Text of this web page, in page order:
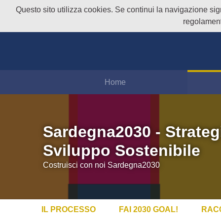
Questo sito utilizza cookies. Se continui la navigazione
Home
Sardegna2030 -
Sviluppo Sostenibile
Costruisci con noi Sardegna2030
IL PROCESSO FAI 2030 GOAL!